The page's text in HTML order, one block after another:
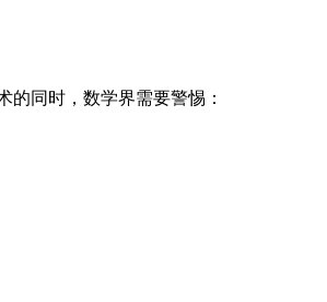
的同时，数学界需要警惕：